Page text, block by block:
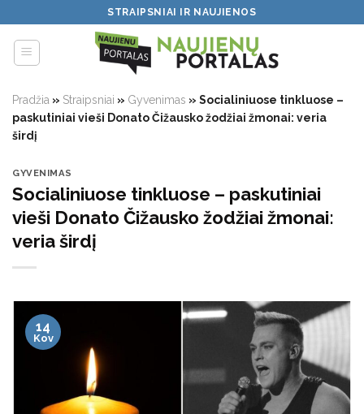
to
content
STRAIPSNIAI IR NAUJIENOS
Pradžia » Straipsniai » Gyvenimas » Socialiniuose tinkluose –
paskutiniai vieši Donato Čižausko žodžiai žmonai: veria
širdį
GYVENIMAS
Socialiniuose tinkluose – paskutiniai
vieši Donato Čižausko žodžiai žmonai:
veria širdį
14
Kov